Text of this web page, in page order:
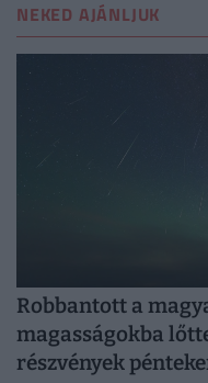
NEKED AJÁNLJUK
Robbantott a
magasságokba
részvények